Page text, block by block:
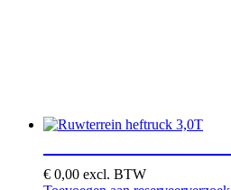
€ 0,00 excl. BTW